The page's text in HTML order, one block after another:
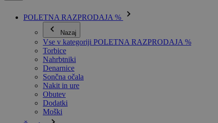
POLETNA RAZPRODAJA %
Nazaj
Vse v kategoriji POLETNA RAZPRODAJA %
Torbice
Nahrbtniki
Denarnice
Sončna očala
Nakit in ure
Obutev
Dodatki
Moški